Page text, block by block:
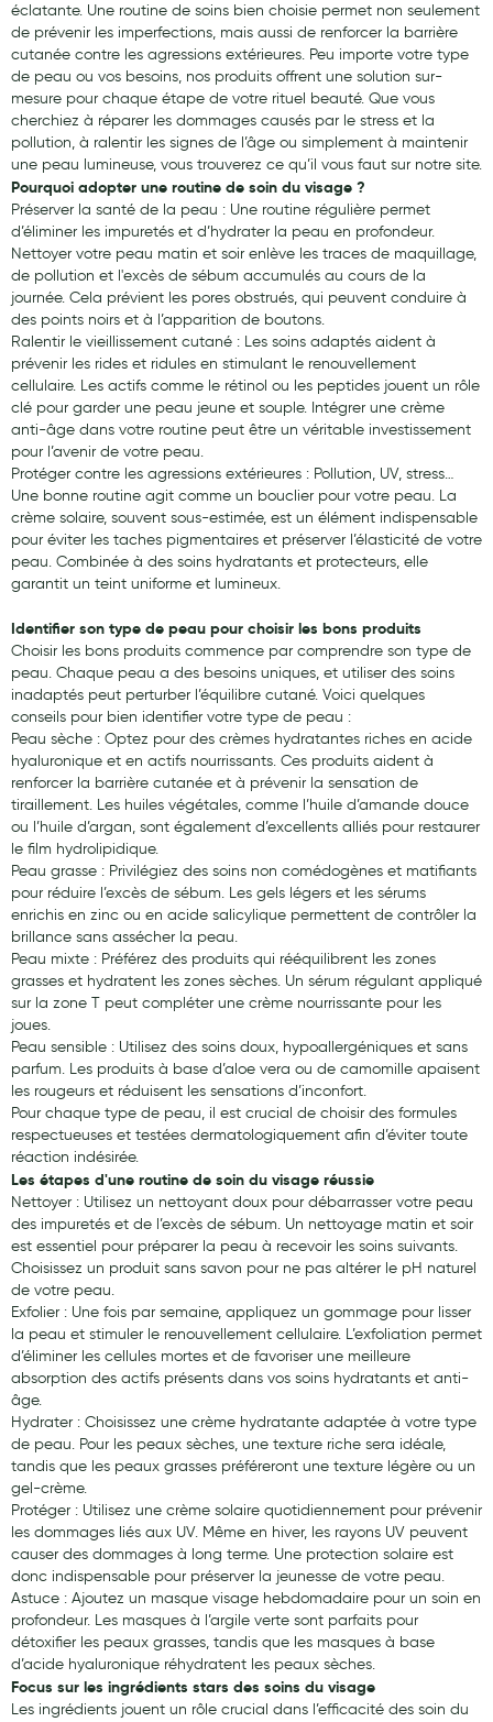
éclatante. Une routine de soins bien choisie permet non seulement
de prévenir les imperfections, mais aussi de renforcer la barrière
cutanée contre les agressions extérieures. Peu importe votre type
de peau ou vos besoins, nos produits offrent une solution sur-
mesure pour chaque étape de votre rituel beauté. Que vous
cherchiez à réparer les dommages causés par le stress et la
pollution, à ralentir les signes de l’âge ou simplement à maintenir
une peau lumineuse, vous trouverez ce qu’il vous faut sur notre site.
Pourquoi adopter une routine de soin du visage ?
Préserver la santé de la peau : Une routine régulière permet
d’éliminer les impuretés et d’hydrater la peau en profondeur.
Nettoyer votre peau matin et soir enlève les traces de maquillage,
de pollution et l'excès de sébum accumulés au cours de la
journée. Cela prévient les pores obstrués, qui peuvent conduire à
des points noirs et à l’apparition de boutons.
Ralentir le vieillissement cutané : Les soins adaptés aident à
prévenir les rides et ridules en stimulant le renouvellement
cellulaire. Les actifs comme le rétinol ou les peptides jouent un rôle
clé pour garder une peau jeune et souple. Intégrer une crème
anti-âge dans votre routine peut être un véritable investissement
pour l’avenir de votre peau.
Protéger contre les agressions extérieures : Pollution, UV, stress…
Une bonne routine agit comme un bouclier pour votre peau. La
crème solaire, souvent sous-estimée, est un élément indispensable
pour éviter les taches pigmentaires et préserver l’élasticité de votre
peau. Combinée à des soins hydratants et protecteurs, elle
garantit un teint uniforme et lumineux.
Identifier son type de peau pour choisir les bons produits
Choisir les bons produits commence par comprendre son type de
peau. Chaque peau a des besoins uniques, et utiliser des soins
inadaptés peut perturber l’équilibre cutané. Voici quelques
conseils pour bien identifier votre type de peau :
Peau sèche : Optez pour des crèmes hydratantes riches en acide
hyaluronique et en actifs nourrissants. Ces produits aident à
renforcer la barrière cutanée et à prévenir la sensation de
tiraillement. Les huiles végétales, comme l’huile d’amande douce
ou l’huile d’argan, sont également d’excellents alliés pour restaurer
le film hydrolipidique.
Peau grasse : Privilégiez des soins non comédogènes et matifiants
pour réduire l’excès de sébum. Les gels légers et les sérums
enrichis en zinc ou en acide salicylique permettent de contrôler la
brillance sans assécher la peau.
Peau mixte : Préférez des produits qui rééquilibrent les zones
grasses et hydratent les zones sèches. Un sérum régulant appliqué
sur la zone T peut compléter une crème nourrissante pour les
joues.
Peau sensible : Utilisez des soins doux, hypoallergéniques et sans
parfum. Les produits à base d’aloe vera ou de camomille apaisent
les rougeurs et réduisent les sensations d’inconfort.
Pour chaque type de peau, il est crucial de choisir des formules
respectueuses et testées dermatologiquement afin d’éviter toute
réaction indésirée.
Les étapes d'une routine de soin du visage réussie
Nettoyer : Utilisez un nettoyant doux pour débarrasser votre peau
des impuretés et de l’excès de sébum. Un nettoyage matin et soir
est essentiel pour préparer la peau à recevoir les soins suivants.
Choisissez un produit sans savon pour ne pas altérer le pH naturel
de votre peau.
Exfolier : Une fois par semaine, appliquez un gommage pour lisser
la peau et stimuler le renouvellement cellulaire. L’exfoliation permet
d’éliminer les cellules mortes et de favoriser une meilleure
absorption des actifs présents dans vos soins hydratants et anti-
âge.
Hydrater : Choisissez une crème hydratante adaptée à votre type
de peau. Pour les peaux sèches, une texture riche sera idéale,
tandis que les peaux grasses préféreront une texture légère ou un
gel-crème.
Protéger : Utilisez une crème solaire quotidiennement pour prévenir
les dommages liés aux UV. Même en hiver, les rayons UV peuvent
causer des dommages à long terme. Une protection solaire est
donc indispensable pour préserver la jeunesse de votre peau.
Astuce : Ajoutez un masque visage hebdomadaire pour un soin en
profondeur. Les masques à l’argile verte sont parfaits pour
détoxifier les peaux grasses, tandis que les masques à base
d’acide hyaluronique réhydratent les peaux sèches.
Focus sur les ingrédients stars des soins du visage
Les ingrédients jouent un rôle crucial dans l’efficacité des soin du